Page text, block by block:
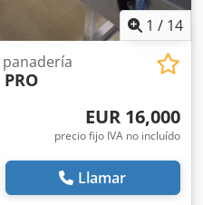
1 / 14
EUR 16,000
precio fijo IVA no incluído
Llamar